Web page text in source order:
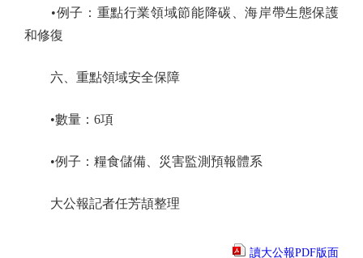
•例子：重點行業領域節能降碳、海岸帶生態保護
和修復
六、重點領域安全保障
•數量：6項
•例子：糧食儲備、災害監測預報體系
大公報記者任芳頡整理
讀大公報PDF版面